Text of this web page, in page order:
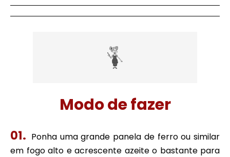
Modo de fazer
Ponha uma grande panela de ferro ou similar
em fogo alto e acrescente azeite o bastante para